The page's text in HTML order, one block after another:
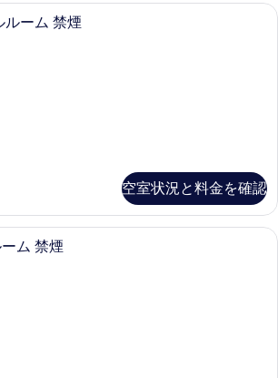
羽毛の掛け布団、デスク、ノートパ
ルーム 禁煙
空室状況と料金を確認
羽毛の掛け布団、デスク、ノートパ
ム 禁煙